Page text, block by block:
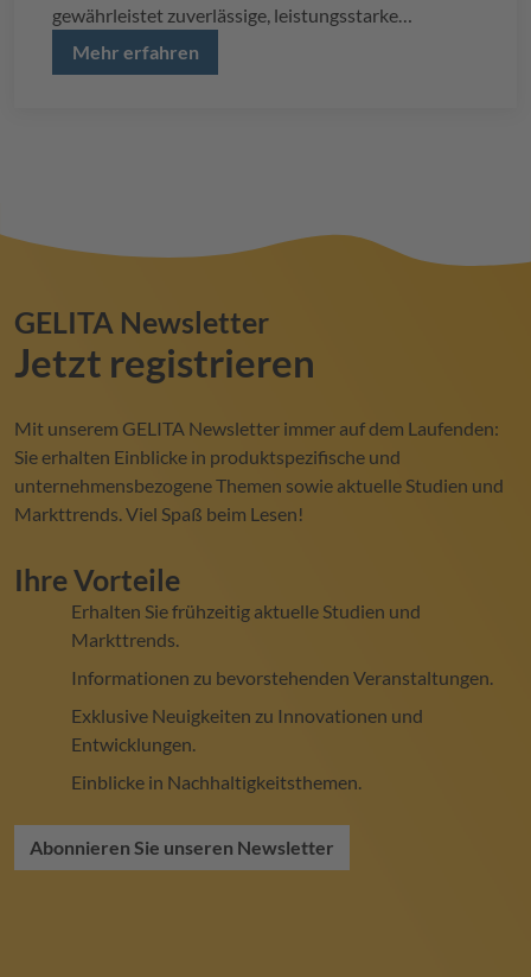
gewährleistet zuverlässige, leistungsstarke
Inhaltsstoffe. Durch die Zusammenarbeit mit
führenden Forschungseinrichtungen liefern wir
Mehr erfahren
GELITA Newsletter
Jetzt registrieren
Mit unserem GELITA Newsletter immer auf dem Laufenden:
Sie erhalten Einblicke in produktspezifische und
unternehmensbezogene Themen sowie aktuelle Studien und
Markttrends. Viel Spaß beim Lesen!
Ihre Vorteile
Erhalten Sie frühzeitig aktuelle Studien und
Markttrends.
Informationen zu bevorstehenden Veranstaltungen.
Exklusive Neuigkeiten zu Innovationen und
Entwicklungen.
Einblicke in Nachhaltigkeitsthemen.
Abonnieren Sie unseren Newsletter